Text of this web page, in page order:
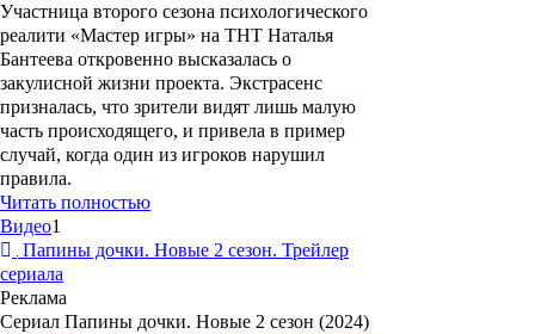
Участница второго сезона психологического
реалити «Мастер игры» на ТНТ Наталья
Бантеева откровенно высказалась о
закулисной жизни проекта. Экстрасенс
призналась, что зрители видят лишь малую
часть происходящего, и привела в пример
случай, когда один из игроков нарушил
правила.
Читать полностью
Видео1
Папины дочки. Новые 2 сезон. Трейлер
сериала
Реклама
Сериал Папины дочки. Новые 2 сезон (2024)